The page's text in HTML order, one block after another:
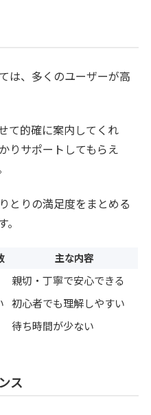
は、多くのユーザーが高
て的確に案内してくれ
りサポートしてもらえ
とりの満足度をまとめる
主な内容
親切・丁寧で安心できる
初心者でも理解しやすい
待ち時間が少ない
ス